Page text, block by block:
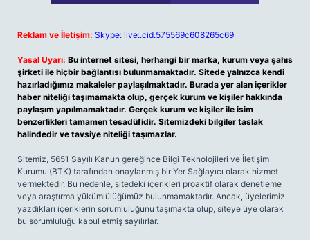
Reklam ve İletişim: Skype: live:.cid.575569c608265c69
Yasal Uyarı: Bu internet sitesi, herhangi bir marka, kurum veya şahıs
şirketi ile hiçbir bağlantısı bulunmamaktadır. Sitede yalnızca kendi
hazırladığımız makaleler paylaşılmaktadır. Burada yer alan içerikler
haber niteliği taşımamakta olup, gerçek kurum ve kişiler hakkında
paylaşım yapılmamaktadır. Gerçek kurum ve kişiler ile isim
benzerlikleri tamamen tesadüfidir. Sitemizdeki bilgiler taslak
halindedir ve tavsiye niteliği taşımazlar.
Sitemiz, 5651 Sayılı Kanun gereğince Bilgi Teknolojileri ve İletişim
Kurumu (BTK) tarafından onaylanmış bir Yer Sağlayıcı olarak hizmet
vermektedir. Bu nedenle, sitedeki içerikleri proaktif olarak denetleme
veya araştırma yükümlülüğümüz bulunmamaktadır. Ancak, üyelerimiz
yazdıkları içeriklerin sorumluluğunu taşımakta olup, siteye üye olarak
bu sorumluluğu kabul etmiş sayılırlar.